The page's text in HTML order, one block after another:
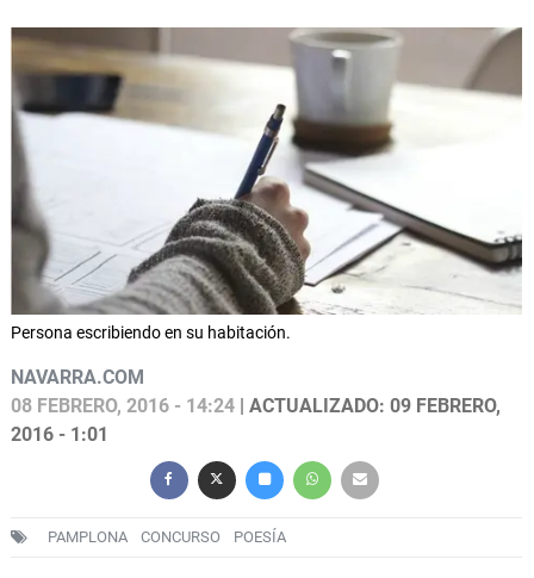
Persona escribiendo en su habitación.
NAVARRA.COM
08 FEBRERO, 2016 - 14:24 | ACTUALIZADO: 09 FEBRERO,
2016 - 1:01
PAMPLONA CONCURSO POESÍA